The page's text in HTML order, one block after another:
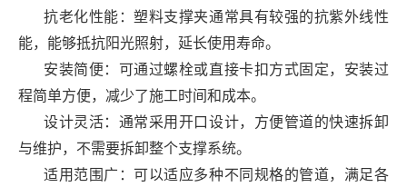
抗老化性能：塑料支撑夹通常具有较强的抗紫外线性
能，能够抵抗阳光照射，延长使用寿命。
安装简便：可通过螺栓或直接卡扣方式固定，安装过
程简单方便，减少了施工时间和成本。
设计灵活：通常采用开口设计，方便管道的快速拆卸
与维护，不需要拆卸整个支撑系统。
适用范围广：可以适应多种不同规格的管道，满足各